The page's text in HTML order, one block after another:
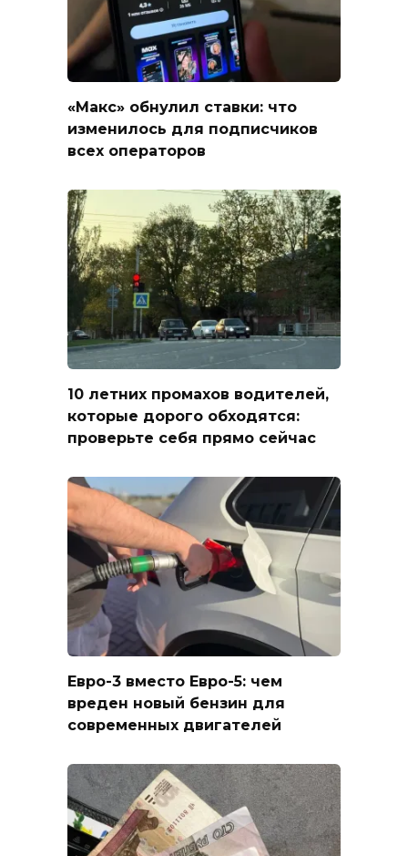
«Макс» обнулил ставки: что
изменилось для подписчиков
всех операторов
10 летних промахов водителей,
которые дорого обходятся:
проверьте себя прямо сейчас
Евро-3 вместо Евро-5: чем
вреден новый бензин для
современных двигателей